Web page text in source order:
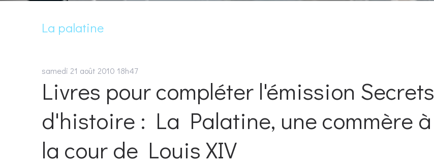
La palatine
samedi 21 août 2010 18h47
Livres pour compléter l'émission Secrets
d'histoire : La Palatine, une commère à
la cour de Louis XIV